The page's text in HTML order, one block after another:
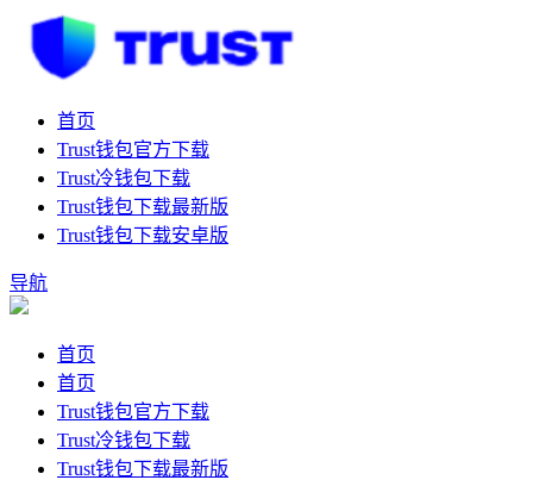
首页
Trust钱包官方下载
Trust冷钱包下载
Trust钱包下载最新版
Trust钱包下载安卓版
导航
首页
首页
Trust钱包官方下载
Trust冷钱包下载
Trust钱包下载最新版